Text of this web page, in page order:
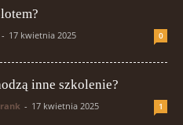
- 17 kwietnia 2025 0
inne szkolenie?
- 17 kwietnia 2025 1